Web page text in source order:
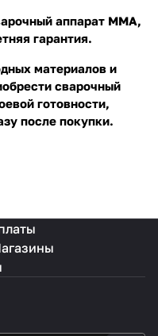
аппарат MMA,
гарантия.
материалов и
сварочный
готовности,
после покупки.